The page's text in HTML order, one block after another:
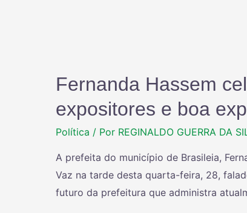
Fernanda Hassem
expositores e boa
Política / Por REGINALDO GUERRA DA
A prefeita do município de Brasileia,
Vaz na tarde desta quarta-feira, 28,
futuro da prefeitura que administra